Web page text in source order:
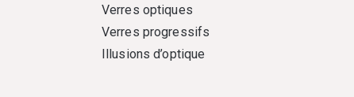
Verres optiques
Verres progressifs
Illusions d’optique